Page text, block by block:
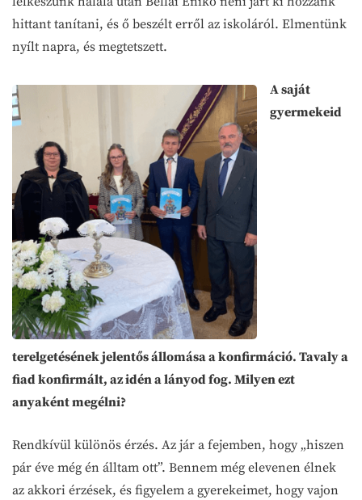
hittant tanítani, és ő beszélt erről az iskoláról. Elmentünk
nyílt napra, és megtetszett.
A saját
gyermekeid
terelgetésének jelentős állomása a konfirmáció. Tavaly a
fiad konfirmált, az idén a lányod fog. Milyen ezt
anyaként megélni?
Rendkívül különös érzés. Az jár a fejemben, hogy „hiszen
pár éve még én álltam ott”. Bennem még elevenen élnek
az akkori érzések, és figyelem a gyerekeimet, hogy vajon